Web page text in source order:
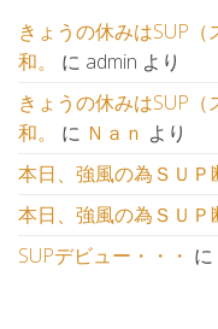
きょうの休みはSUP
和。
に admin より
きょうの休みはSUP
和。
に Ｎａｎ より
本日、強風の為ＳＵＰ
本日、強風の為ＳＵＰ
SUPデビュー・・・ に